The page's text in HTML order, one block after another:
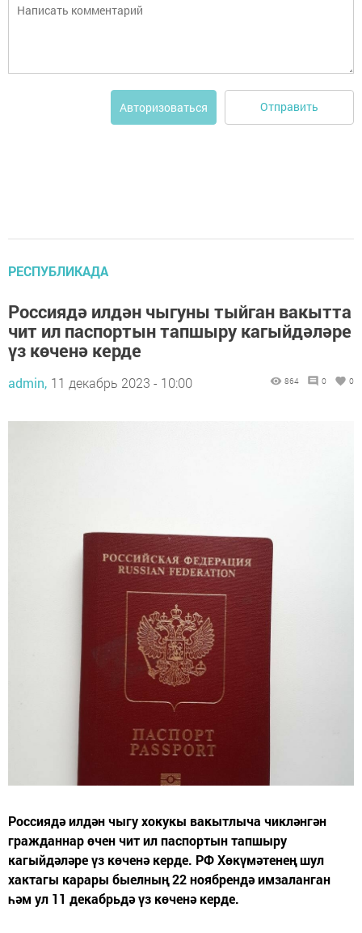
Авторизоваться Отправить
РЕСПУБЛИКАДА
Россиядә илдән чыгуны тыйган вакытта
чит ил паспортын тапшыру кагыйдәләре
үз көченә керде
admin, 11 декабрь 2023 - 10:00 864 0 0
Россиядә илдән чыгу хокукы вакытлыча чикләнгән
гражданнар өчен чит ил паспортын тапшыру
кагыйдәләре үз көченә керде. РФ Хөкүмәтенең шул
хактагы карары быелның 22 ноябрендә имзаланган
һәм ул 11 декабрьдә үз көченә керде.